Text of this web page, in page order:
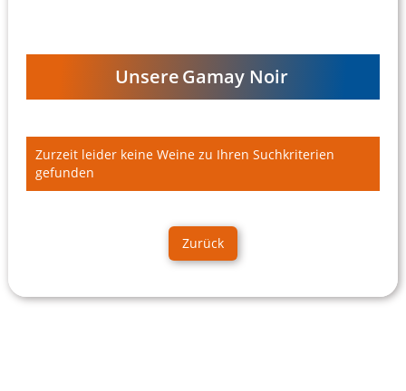
UnsereGamay Noir
Zurzeit leider keine Weine zu Ihren Suchkriterien
gefunden
Zurück